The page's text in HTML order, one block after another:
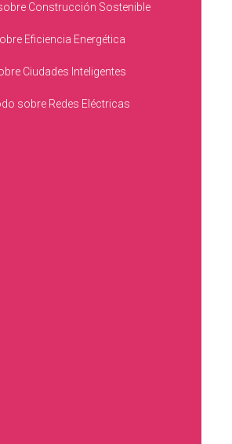
Construcción Sostenible
Eficiencia Energética
Ciudades Inteligentes
sobre Redes Eléctricas